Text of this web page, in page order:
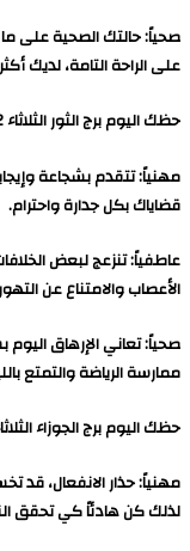
صحياً: حالتك الصحية على
على الراحة التامة، لديك
حظك اليوم برج الثور الثلاثاء 22-10-2024
مهنياً: تتقدم بشجاعة
قضاياك بكل جدارة واحترام.
عاطفياً: تنزعج لبعض
الأعصاب والامتناع عن
صحياً: تعاني الإرهاق
ممارسة الرياضة والتمتع
حظك اليوم برج الجوزاء الثلاثاء 22-10-
مهنياً: حذار الانفعال، قد
لذلك كن هادئاً كي تحقق